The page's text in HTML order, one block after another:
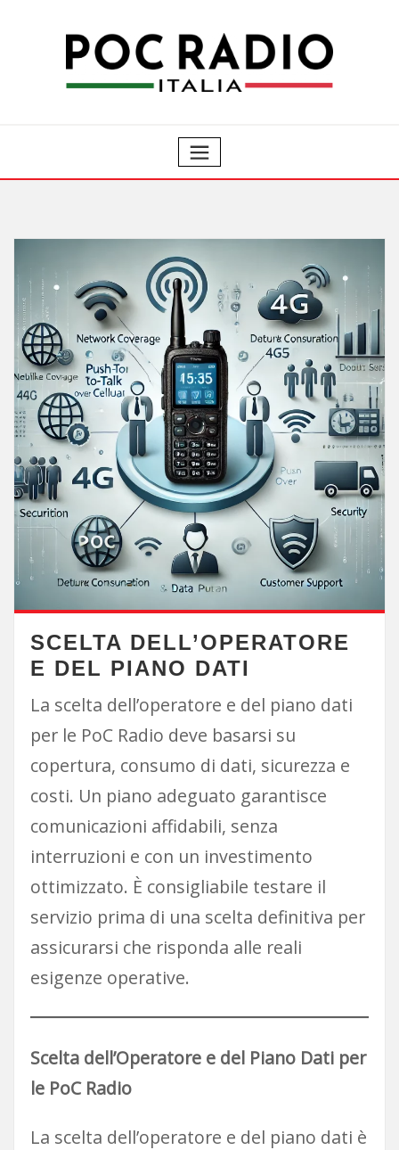
SCELTA DELL’OPERATORE
E DEL PIANO DATI
La scelta dell’operatore e del piano dati
per le PoC Radio deve basarsi su
copertura, consumo di dati, sicurezza e
costi. Un piano adeguato garantisce
comunicazioni affidabili, senza
interruzioni e con un investimento
ottimizzato. È consigliabile testare il
servizio prima di una scelta definitiva per
assicurarsi che risponda alle reali
esigenze operative.
Scelta dell’Operatore e del Piano Dati per
le PoC Radio
La scelta dell’operatore e del piano dati è